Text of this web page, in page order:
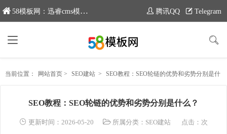
58模板网：迅睿cms模板专业分享平台，新域名：www.moban58.com 腾讯QQ Telegram
当前位置： 网站首页 > SEO建站 > SEO教程：SEO轮链的优势和劣势分别是什么？
SEO教程：SEO轮链的优势和劣势分别是什么？
更新时间：2026-05-20 所属分类： SEO建站 点击： 次